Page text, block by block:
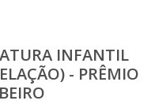
INFANTIL
- PRÊMIO